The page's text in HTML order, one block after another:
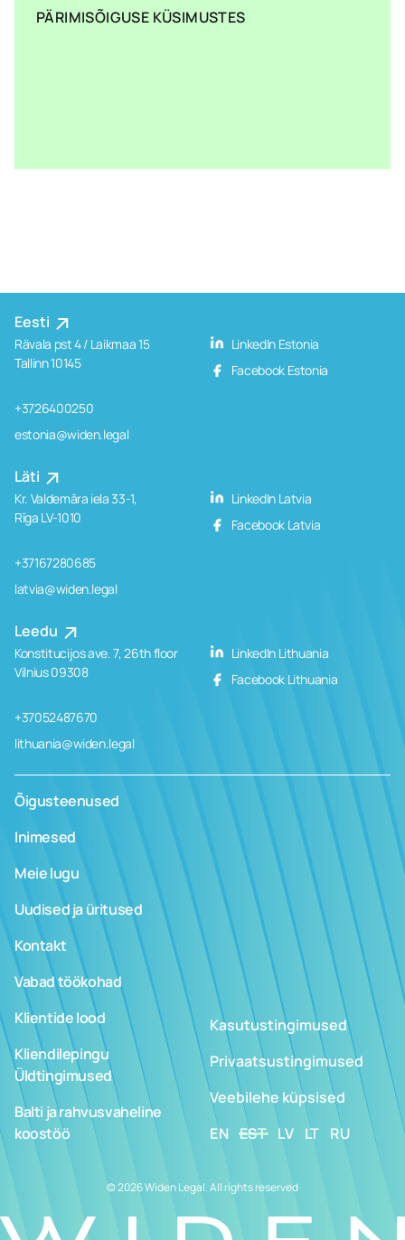
PÄRIMISÕIGUSE KÜSIMUSTES
Eesti
Rävala pst 4 / Laikmaa 15
Tallinn 10145
+3726400250
estonia@widen.legal
LinkedIn Estonia
Facebook Estonia
Läti
Kr. Valdemāra iela 33-1,
Rīga LV-1010
+37167280685
latvia@widen.legal
LinkedIn Latvia
Facebook Latvia
Leedu
Konstitucijos ave. 7, 26th floor
Vilnius 09308
+37052487670
lithuania@widen.legal
LinkedIn Lithuania
Facebook Lithuania
Õigusteenused
Inimesed
Meie lugu
Uudised ja üritused
Kontakt
Vabad töökohad
Klientide lood
Kliendilepingu
Üldtingimused
Balti ja rahvusvaheline
koostöö
Kasutustingimused
Privaatsustingimused
Veebilehe küpsised
EN EST LV LT RU
© 2026 Widen Legal. All rights reserved